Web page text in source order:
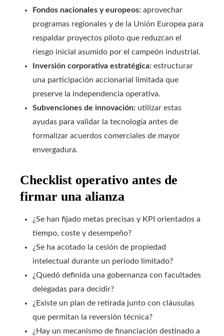
Fondos nacionales y europeos: aprovechar
programas regionales y de la Unión Europea para
respaldar proyectos piloto que reduzcan el
riesgo inicial asumido por el campeón industrial.
Inversión corporativa estratégica: estructurar
una participación accionarial limitada que
preserve la independencia operativa.
Subvenciones de innovación: utilizar estas
ayudas para validar la tecnología antes de
formalizar acuerdos comerciales de mayor
envergadura.
Checklist operativo antes de
firmar una alianza
¿Se han fijado metas precisas y KPI orientados a
tiempo, coste y desempeño?
¿Se ha acotado la cesión de propiedad
intelectual durante un periodo limitado?
¿Quedó definida una gobernanza con facultades
delegadas para decidir?
¿Existe un plan de retirada junto con cláusulas
que permitan la reversión técnica?
¿Hay un mecanismo de financiación destinado a